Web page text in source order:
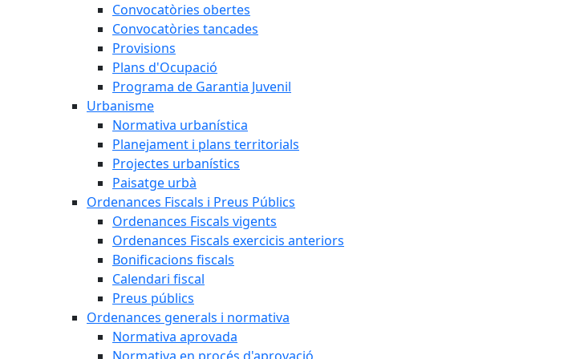
Convocatòries obertes
Convocatòries tancades
Provisions
Plans d'Ocupació
Programa de Garantia Juvenil
Urbanisme
Normativa urbanística
Planejament i plans territorials
Projectes urbanístics
Paisatge urbà
Ordenances Fiscals i Preus Públics
Ordenances Fiscals vigents
Ordenances Fiscals exercicis anteriors
Bonificacions fiscals
Calendari fiscal
Preus públics
Ordenances generals i normativa
Normativa aprovada